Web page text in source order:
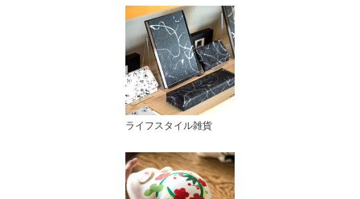
ライフスタイル雑貨